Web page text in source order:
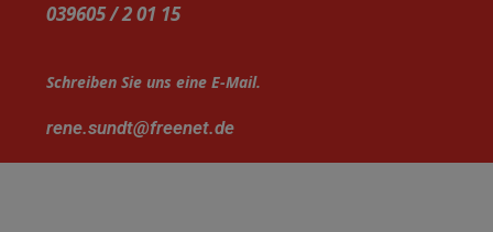
039605 / 2 01 15
Schreiben Sie uns eine E-Mail.
rene.sundt@freenet.de